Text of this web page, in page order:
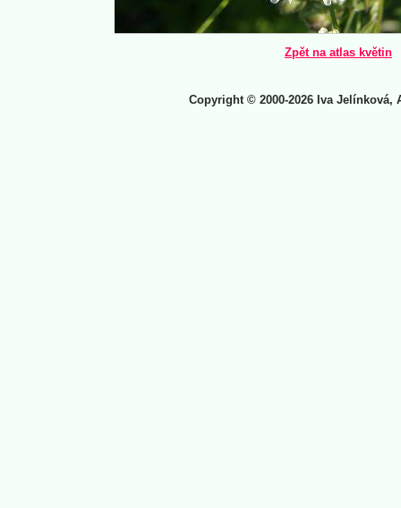
Zpět na atlas květin
Copyright © 2000-2026 Iva Jelínková,